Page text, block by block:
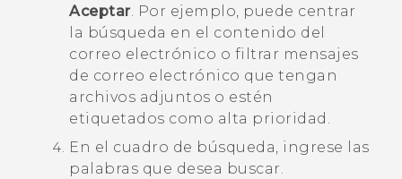
Aceptar. Por ejemplo, puede centrar
la búsqueda en el contenido del
correo electrónico o filtrar mensajes
de correo electrónico que tengan
archivos adjuntos o estén
etiquetados como alta prioridad.
En el cuadro de búsqueda, ingrese las
palabras que desea buscar.